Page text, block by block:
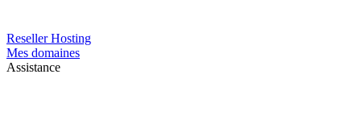
Reseller Hosting
Mes domaines
Assistance